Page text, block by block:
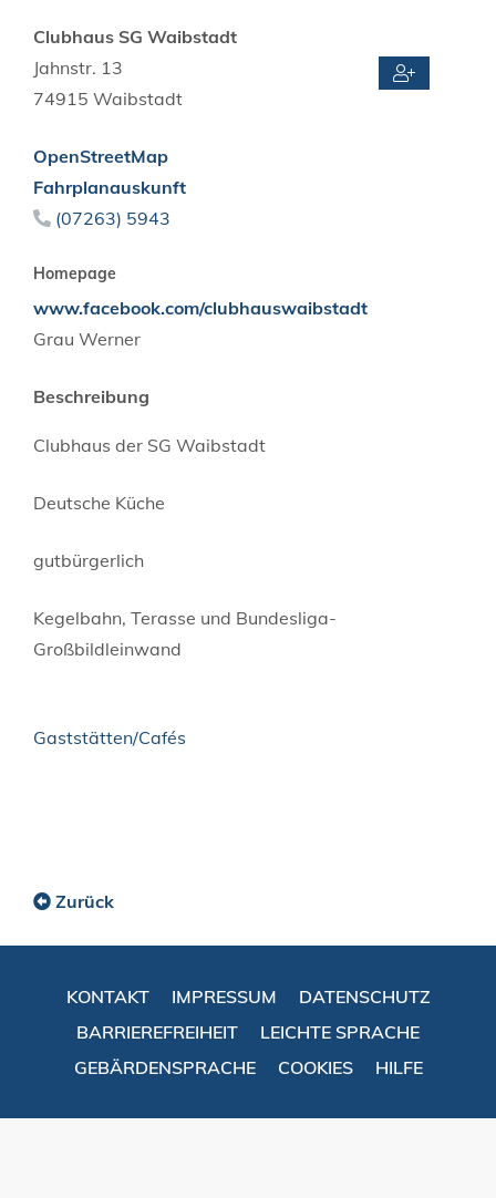
Clubhaus SG Waibstadt
Jahnstr. 13
74915 Waibstadt
OpenStreetMap
Fahrplanauskunft
(07263) 5943
Homepage
www.facebook.com/clubhauswaibstadt
Grau Werner
Beschreibung
Clubhaus der SG Waibstadt
Deutsche Küche
gutbürgerlich
Kegelbahn, Terasse und Bundesliga-
Großbildleinwand
Gaststätten/Cafés
Zurück
KONTAKT IMPRESSUM
DATENSCHUTZ
BARRIEREFREIHEIT
LEICHTE SPRACHE
GEBÄRDENSPRACHE
COOKIES HILFE